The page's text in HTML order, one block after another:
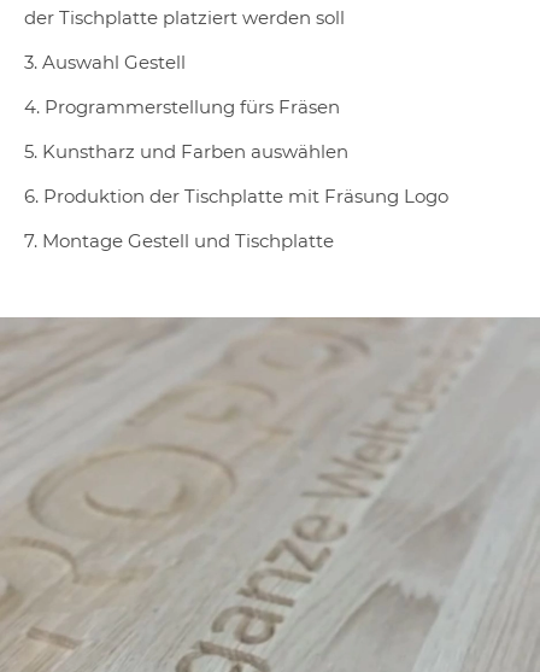
der Tischplatte platziert werden soll
3. Auswahl Gestell
4. Programmerstellung fürs Fräsen
5. Kunstharz und Farben auswählen
6. Produktion der Tischplatte mit Fräsung Logo
7. Montage Gestell und Tischplatte